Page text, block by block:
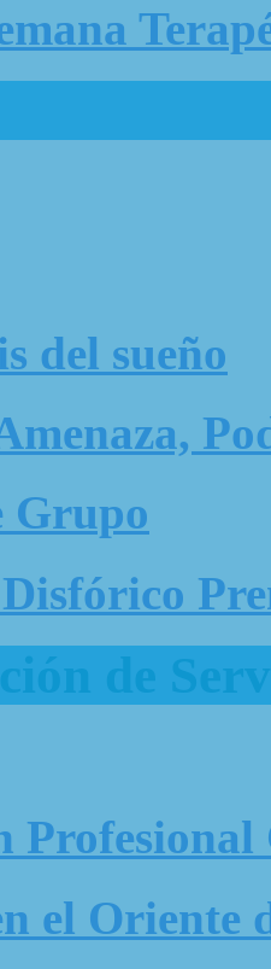
del sueño
Grupo
de
Profesional
el Oriente